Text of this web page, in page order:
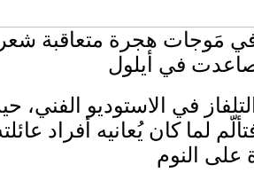
في مَوجات هجرة متعاقبة
في الاستوديو